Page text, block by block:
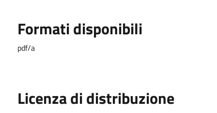
Formati disponibili
pdf/a
Licenza di distribuzione